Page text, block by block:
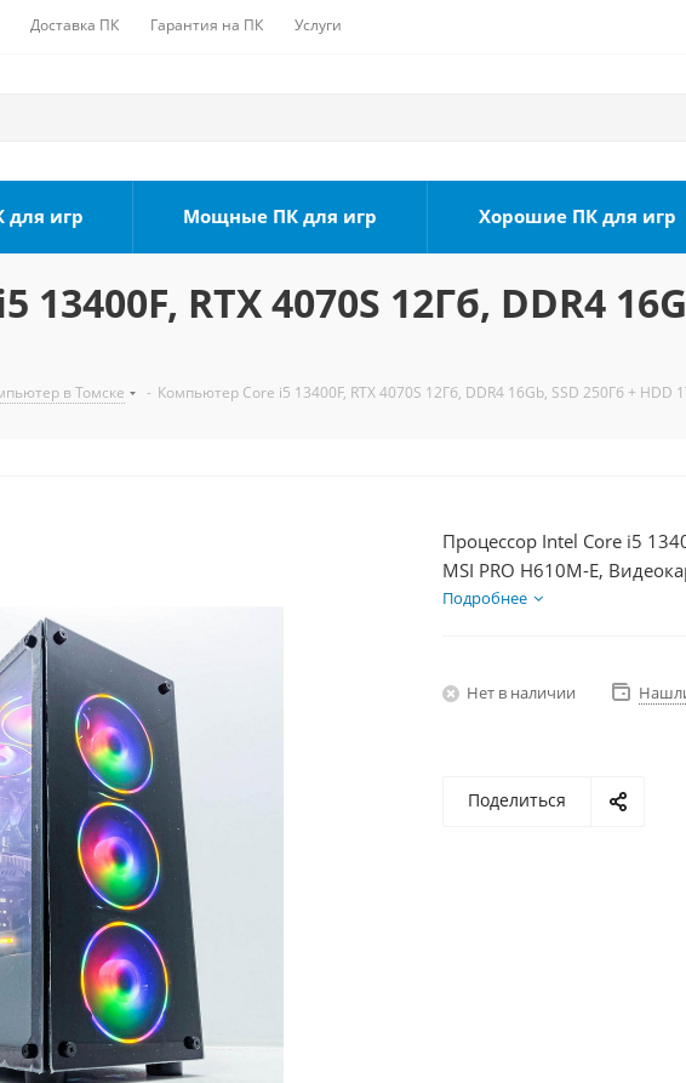
Доставка ПК Гарантия на ПК Услуги
для игр Мощные ПК для игр Хорошие ПК для игр
RTX 4070S 12Гб, DDR4
в Томске - Компьютер Core i5 13400F, RTX 4070S 12Гб, DDR4 16Gb, SSD 250Гб + HDD
Процессор Intel Core i5
MSI PRO H610M-E,
SSD 250Гб + HDD 1Тб, БП
Подробнее
Нет в наличии
Поделиться